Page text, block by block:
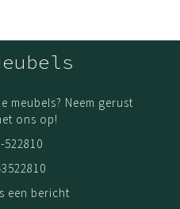
meubels? Neem gerust
ons op!
522810
een bericht